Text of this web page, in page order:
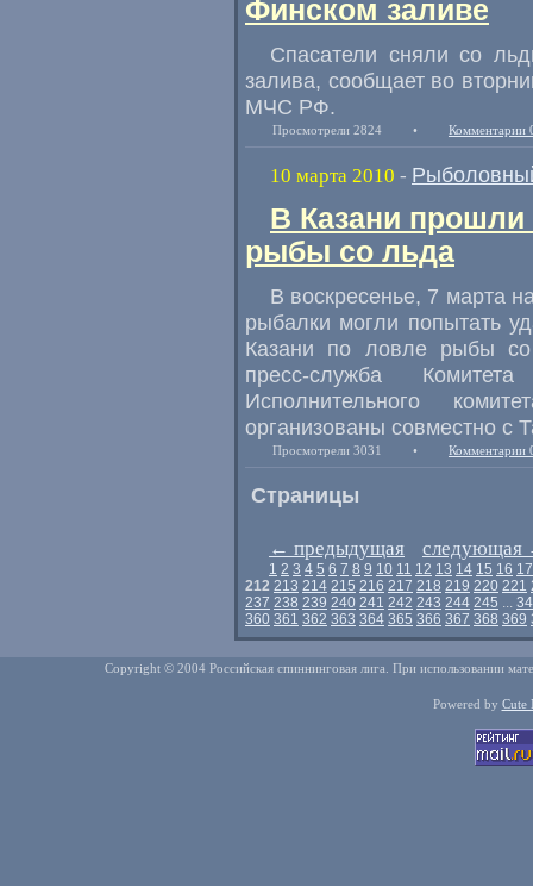
Финском заливе
Спасатели сняли со
залива, сообщает во
МЧС РФ.
Просмотрели 2824 • Комментарии
10 марта 2010 -
В Казани прошли
рыбы со льда
В воскресенье, 7 марта
рыбалки могли попытать
Казани по ловле рыбы
пресс-служба
Исполнительного
организованы совместно с
Просмотрели 3031 • Комментарии
Страницы
← предыдущая следующая
1 2 3 4 5 6 7 8 9 10 11 12 13 14 15 16 17
212 213 214 215 216 217 218 219 220 221
237 238 239 240 241 242 243 244 245 ...
360 361 362 363 364 365 366 367 368 369
Copyright © 2004 Российская спиннинговая лига. При использовании
Powered by Cute